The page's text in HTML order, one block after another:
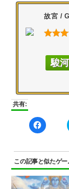
故宮 /
駿
共有:
で
る
に
は
ク
リ
ッ
この記事と似たゲー